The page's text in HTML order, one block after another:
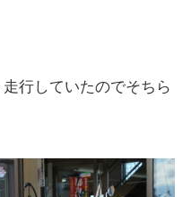
行していたのでそちら